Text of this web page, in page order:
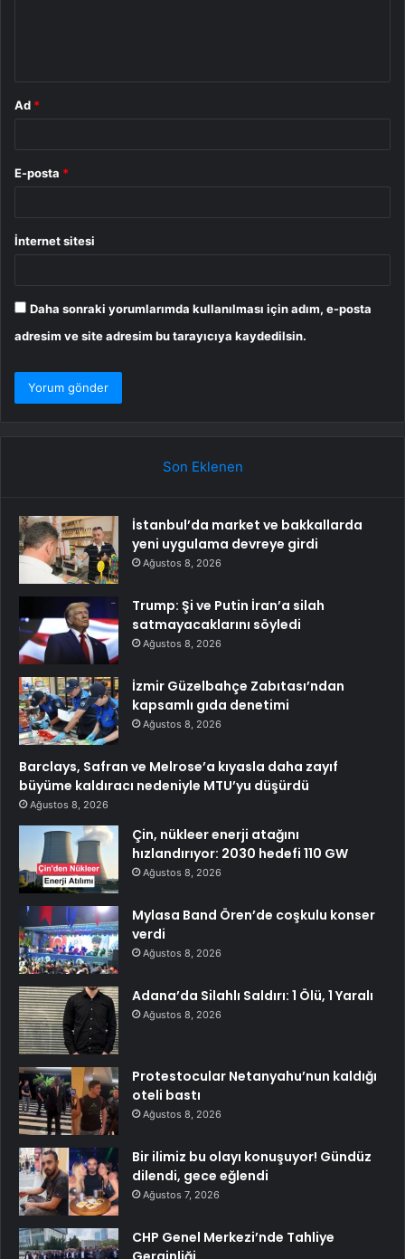
Ad *
E-posta *
İnternet sitesi
Daha sonraki yorumlarımda kullanılması için adım, e-posta
adresim ve site adresim bu tarayıcıya kaydedilsin.
Son Eklenen
İstanbul’da market ve bakkallarda
yeni uygulama devreye girdi
Ağustos 8, 2026
Trump: Şi ve Putin İran’a silah
satmayacaklarını söyledi
Ağustos 8, 2026
İzmir Güzelbahçe Zabıtası’ndan
kapsamlı gıda denetimi
Ağustos 8, 2026
Barclays, Safran ve Melrose’a kıyasla daha zayıf
büyüme kaldıracı nedeniyle MTU’yu düşürdü
Ağustos 8, 2026
Çin, nükleer enerji atağını
hızlandırıyor: 2030 hedefi 110 GW
Ağustos 8, 2026
Mylasa Band Ören’de coşkulu konser
verdi
Ağustos 8, 2026
Adana’da Silahlı Saldırı: 1 Ölü, 1 Yaralı
Ağustos 8, 2026
Protestocular Netanyahu’nun kaldığı
oteli bastı
Ağustos 8, 2026
Bir ilimiz bu olayı konuşuyor! Gündüz
dilendi, gece eğlendi
Ağustos 7, 2026
CHP Genel Merkezi’nde Tahliye